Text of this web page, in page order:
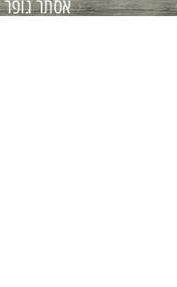
אסתר גופר